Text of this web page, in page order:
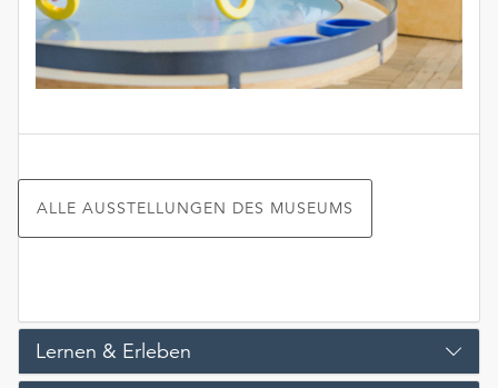
ALLE AUSSTELLUNGEN DES MUSEUMS
Lernen & Erleben